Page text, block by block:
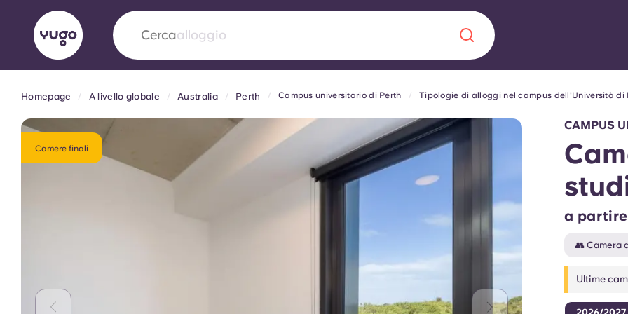
Cercaalloggio
Chi siamoSediAltro
studenti.
Chi siamo
Domande
English (GB) English (US) Español
Portuguese
Homepage A livello globale Australia Perth Campus universitario di Perth Tipologie di alloggi nel campus dell'Università di
Camere finali
CAMPUS
a partire
👥 Camera
Ultime